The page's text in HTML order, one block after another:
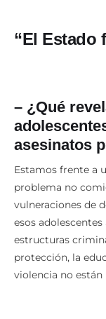
El Estado
– ¿Qué
asesinatos
Estamos frente a
problema no
vulneraciones de
esos
estructuras
protección, la